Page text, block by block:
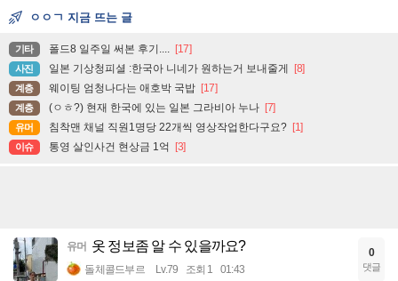
ㅇㅇㄱ 지금 뜨는 글
기타 폴드8 일주일 써본 후기.... [17]
사진 일본 기상청피셜 :한국아 니네가 원하는거 보내줄게 [8]
계층 웨이팅 엄청나다는 애호박 국밥 [17]
계층 (ㅇㅎ?) 현재 한국에 있는 일본 그라비아 누나 [7]
유머 침착맨 채널 직원1명당 22개씩 영상작업한다구요? [1]
이슈 통영 살인사건 현상금 1억 [3]
유머 옷 정보좀 알 수 있을까요?
돌체콜드부르 Lv.79 조회 1 01:43
0
댓글